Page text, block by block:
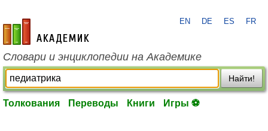
academic.ru
EN DE ES FR
Словари и энциклопедии на Академике
Найти!
Толкования Переводы Книги Игры ⚽